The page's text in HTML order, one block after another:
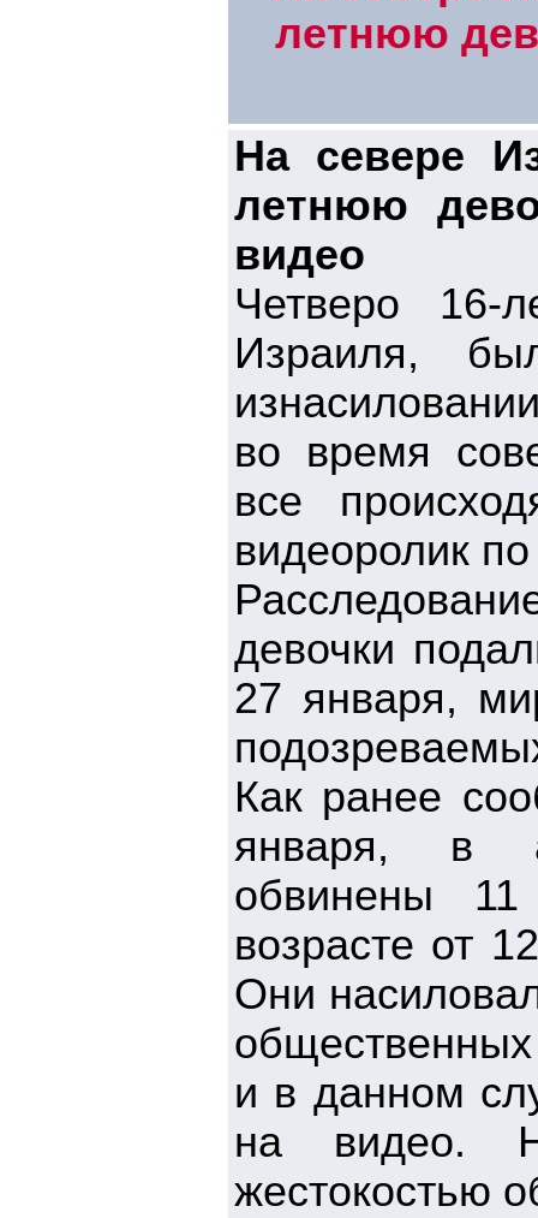
летнюю
На севере
летнюю
видео
Четверо 16-
Израиля,
во время
все
видеоролик
девочки
27 января,
Как ранее
января, в
обвинены
возрасте от
Они
и в данном
на видео.
жестокостью